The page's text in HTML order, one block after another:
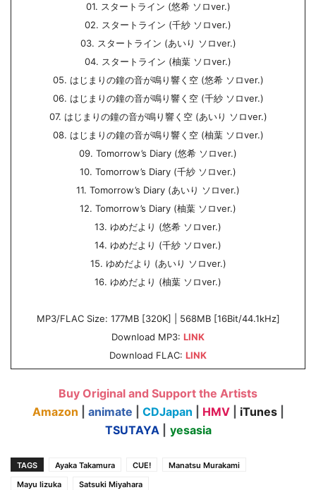
01. スタートライン (悠希 ソロver.)
02. スタートライン (千紗 ソロver.)
03. スタートライン (あいり ソロver.)
04. スタートライン (柚葉 ソロver.)
05. はじまりの鐘の音が鳴り響く空 (悠希 ソロver.)
06. はじまりの鐘の音が鳴り響く空 (千紗 ソロver.)
07. はじまりの鐘の音が鳴り響く空 (あいり ソロver.)
08. はじまりの鐘の音が鳴り響く空 (柚葉 ソロver.)
09. Tomorrow’s Diary (悠希 ソロver.)
10. Tomorrow’s Diary (千紗 ソロver.)
11. Tomorrow’s Diary (あいり ソロver.)
12. Tomorrow’s Diary (柚葉 ソロver.)
13. ゆめだより (悠希 ソロver.)
14. ゆめだより (千紗 ソロver.)
15. ゆめだより (あいり ソロver.)
16. ゆめだより (柚葉 ソロver.)
MP3/FLAC Size: 177MB [320K] | 568MB [16Bit/44.1kHz]
Download MP3: LINK
Download FLAC: LINK
Buy Original and Support the Artists
Amazon
animate CDJapan HMV iTunes
TSUTAYA
yesasia
TAGS Ayaka Takamura CUE!
Manatsu Murakami
Mayu Iizuka
Satsuki Miyahara